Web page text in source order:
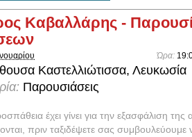
Καβαλλάρης -
Ώρα:
Καστελλιώτισσα, Λευκωσία
Παρουσιάσεις
έχει γίνει για την εξασφάλιση της
πριν ταξιδέψετε σας συμβουλεύουμε